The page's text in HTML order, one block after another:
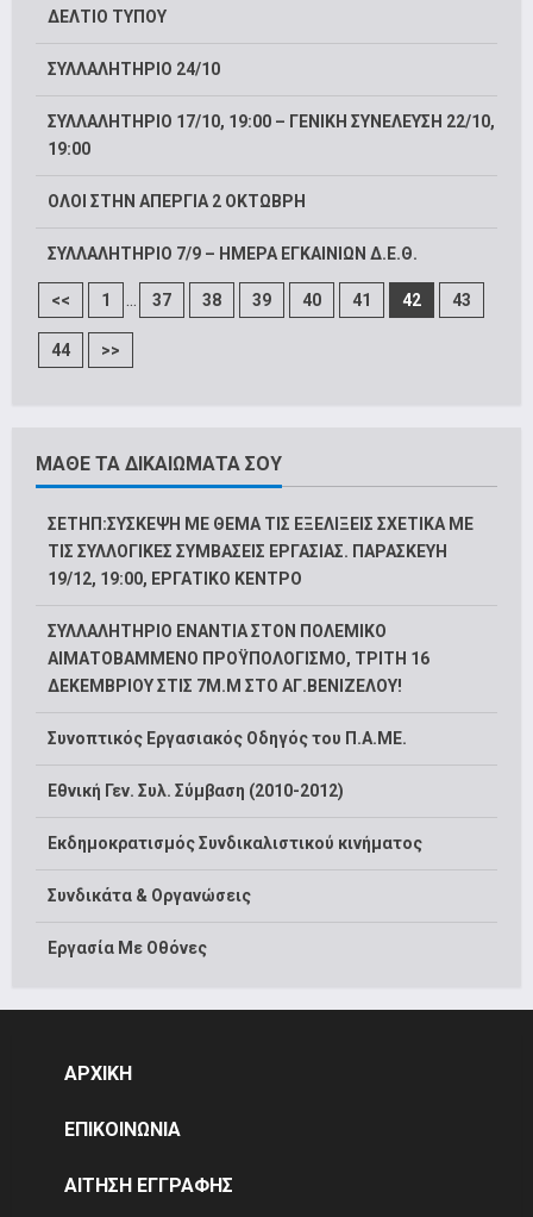
ΔΕΛΤΙΟ ΤΥΠΟΥ
ΣΥΛΛΑΛΗΤΗΡΙΟ 24/10
ΣΥΛΛΑΛΗΤΗΡΙΟ 17/10, 19:00 – ΓΕΝΙΚΗ ΣΥΝΕΛΕΥΣΗ 22/10,
19:00
ΟΛΟΙ ΣΤΗΝ ΑΠΕΡΓΙΑ 2 ΟΚΤΩΒΡΗ
ΣΥΛΛΑΛΗΤΗΡΙΟ 7/9 – ΗΜΕΡΑ ΕΓΚΑΙΝΙΩΝ Δ.Ε.Θ.
<< 1 ... 37 38 39 40 41 42 43
44 >>
ΜΑΘΕ ΤΑ ΔΙΚΑΙΩΜΑΤΑ ΣΟΥ
ΣΕΤΗΠ:ΣΥΣΚΕΨΗ ΜΕ ΘΕΜΑ ΤΙΣ ΕΞΕΛΙΞΕΙΣ ΣΧΕΤΙΚΑ ΜΕ
ΤΙΣ ΣΥΛΛΟΓΙΚΕΣ ΣΥΜΒΑΣΕΙΣ ΕΡΓΑΣΙΑΣ. ΠΑΡΑΣΚΕΥΗ
19/12, 19:00, ΕΡΓΑΤΙΚΟ ΚΕΝΤΡΟ
ΣΥΛΛΑΛΗΤΗΡΙΟ ΕΝΑΝΤΙΑ ΣΤΟΝ ΠΟΛΕΜΙΚΟ
ΑΙΜΑΤΟΒΑΜΜΕΝΟ ΠΡΟΫΠΟΛΟΓΙΣΜΟ, ΤΡΙΤΗ 16
ΔΕΚΕΜΒΡΙΟΥ ΣΤΙΣ 7Μ.Μ ΣΤΟ ΑΓ.ΒΕΝΙΖΕΛΟΥ!
Συνοπτικός Εργασιακός Οδηγός του Π.Α.ΜΕ.
Εθνική Γεν. Συλ. Σύμβαση (2010-2012)
Εκδημοκρατισμός Συνδικαλιστικού κινήματος
Συνδικάτα & Οργανώσεις
Εργασία Με Οθόνες
ΑΡΧΙΚΗ
ΕΠΙΚΟΙΝΩΝΙΑ
ΑΙΤΗΣΗ ΕΓΓΡΑΦΗΣ